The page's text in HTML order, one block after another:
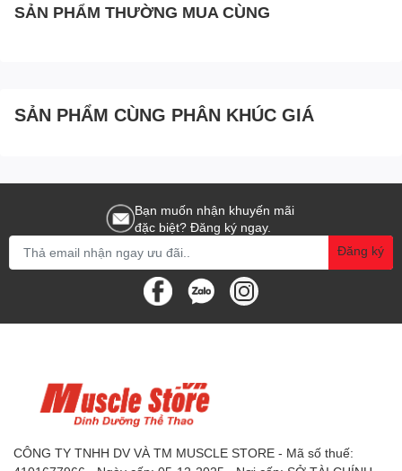
SẢN PHẨM THƯỜNG MUA CÙNG
SẢN PHẨM CÙNG PHÂN KHÚC GIÁ
Bạn muốn nhận khuyến mãi
đặc biệt? Đăng ký ngay.
Đăng ký
CÔNG TY TNHH DV VÀ TM MUSCLE STORE - Mã số thuế: